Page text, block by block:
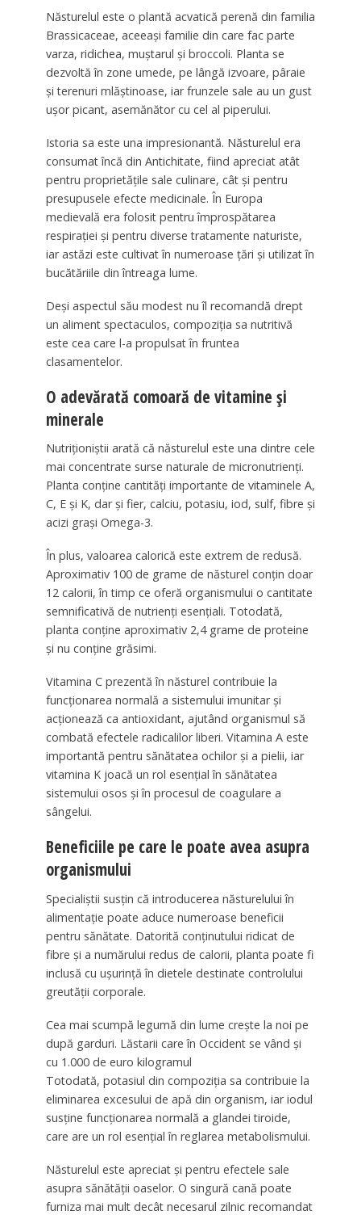
Năsturelul este o plantă acvatică perenă din familia
Brassicaceae, aceeași familie din care fac parte
varza, ridichea, muștarul și broccoli. Planta se
dezvoltă în zone umede, pe lângă izvoare, pâraie
și terenuri mlăștinoase, iar frunzele sale au un gust
ușor picant, asemănător cu cel al piperului.
Istoria sa este una impresionantă. Năsturelul era
consumat încă din Antichitate, fiind apreciat atât
pentru proprietățile sale culinare, cât și pentru
presupusele efecte medicinale. În Europa
medievală era folosit pentru împrospătarea
respirației și pentru diverse tratamente naturiste,
iar astăzi este cultivat în numeroase țări și utilizat în
bucătăriile din întreaga lume.
Deși aspectul său modest nu îl recomandă drept
un aliment spectaculos, compoziția sa nutritivă
este cea care l-a propulsat în fruntea
clasamentelor.
O adevărată comoară de vitamine și
minerale
Nutriționiștii arată că năsturelul este una dintre cele
mai concentrate surse naturale de micronutrienți.
Planta conține cantități importante de vitaminele A,
C, E și K, dar și fier, calciu, potasiu, iod, sulf, fibre și
acizi grași Omega-3.
În plus, valoarea calorică este extrem de redusă.
Aproximativ 100 de grame de năsturel conțin doar
12 calorii, în timp ce oferă organismului o cantitate
semnificativă de nutrienți esențiali. Totodată,
planta conține aproximativ 2,4 grame de proteine
și nu conține grăsimi.
Vitamina C prezentă în năsturel contribuie la
funcționarea normală a sistemului imunitar și
acționează ca antioxidant, ajutând organismul să
combată efectele radicalilor liberi. Vitamina A este
importantă pentru sănătatea ochilor și a pielii, iar
vitamina K joacă un rol esențial în sănătatea
sistemului osos și în procesul de coagulare a
sângelui.
Beneficiile pe care le poate avea asupra
organismului
Specialiștii susțin că introducerea năsturelului în
alimentație poate aduce numeroase beneficii
pentru sănătate. Datorită conținutului ridicat de
fibre și a numărului redus de calorii, planta poate fi
inclusă cu ușurință în dietele destinate controlului
greutății corporale.
Cea mai scumpă legumă din lume crește la noi pe
după garduri. Lăstarii care în Occident se vând și
cu 1.000 de euro kilogramul
Totodată, potasiul din compoziția sa contribuie la
eliminarea excesului de apă din organism, iar iodul
susține funcționarea normală a glandei tiroide,
care are un rol esențial în reglarea metabolismului.
Năsturelul este apreciat și pentru efectele sale
asupra sănătății oaselor. O singură cană poate
furniza mai mult decât necesarul zilnic recomandat